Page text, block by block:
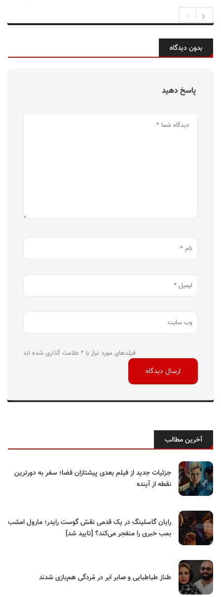
بدون دیدگاه
پاسخ دهید
فیلدهای مورد نیاز با * علامت گذاری شده اند
آخرین مطالب
جزئیات جدید از فیلم بعدی پیشتازان فضا؛ سفر به دورترین
نقطه از آینده
رایان گاسلینگ در یک قدمی نقش گوست رایدر؛ مارول امشب
بمب خبری را منفجر می‌کند؟ [تایید شد]
طناز طباطبایی و صابر ابر در مُردگی هم‌بازی شدند